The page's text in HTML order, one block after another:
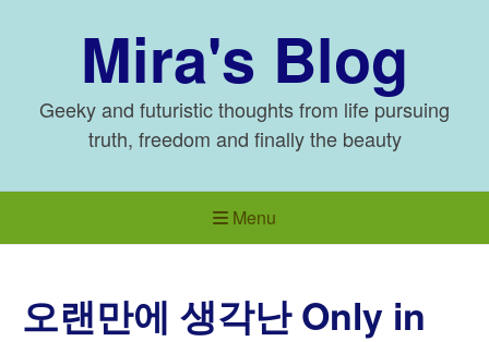
Mira's Blog
Geeky and futuristic thoughts from life pursuing
truth, freedom and finally the beauty
Menu
오랜만에 생각난 Only in